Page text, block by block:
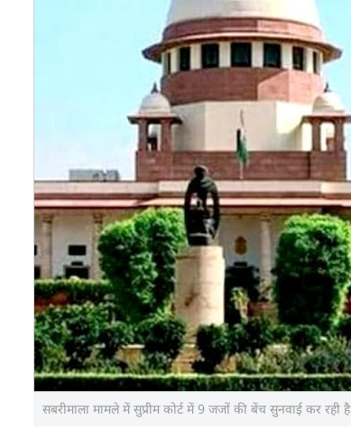
सबरीमाला मामले में सुप्रीम कोर्ट में 9 जजों की बेंच सुनवाई कर रही है